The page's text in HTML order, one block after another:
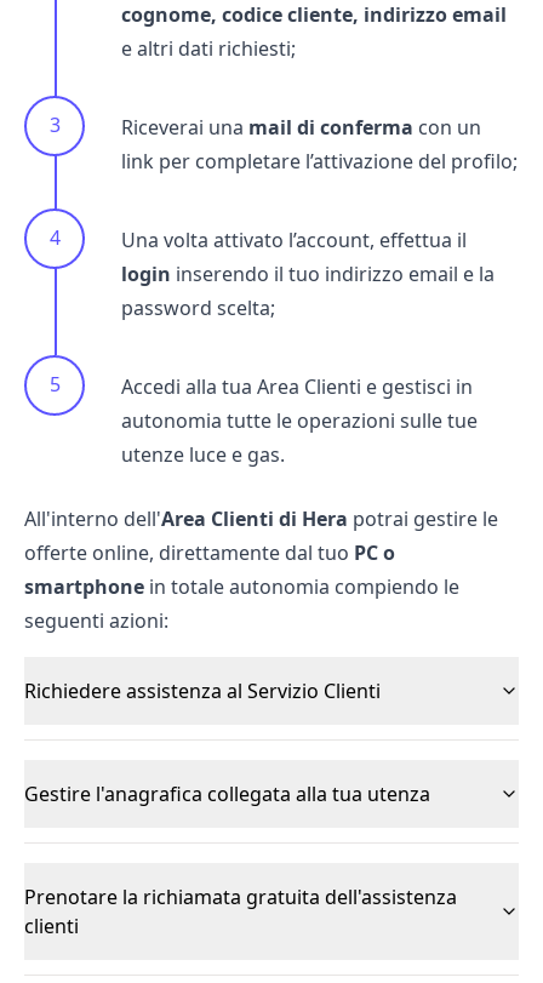
cognome, codice cliente, indirizzo email
e altri dati richiesti;
Riceverai una mail di conferma con un
link per completare l’attivazione del profilo;
Una volta attivato l’account, effettua il
login inserendo il tuo indirizzo email e la
password scelta;
Accedi alla tua Area Clienti e gestisci in
autonomia tutte le operazioni sulle tue
utenze luce e gas.
All'interno dell'Area Clienti di Hera potrai gestire le
offerte online, direttamente dal tuo PC o
smartphone in totale autonomia compiendo le
seguenti azioni:
Richiedere assistenza al Servizio Clienti
Gestire l'anagrafica collegata alla tua utenza
Prenotare la richiamata gratuita dell'assistenza
clienti